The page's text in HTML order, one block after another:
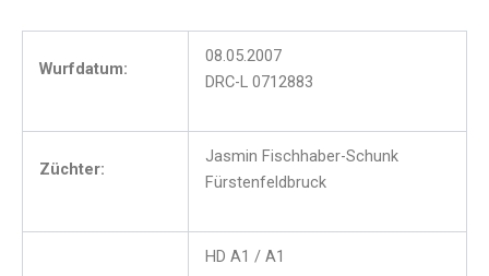
Wurfdatum:
08.05.2007
DRC-L 0712883
Züchter:
Jasmin Fischhaber-Schunk
Fürstenfeldbruck
HD A1 / A1